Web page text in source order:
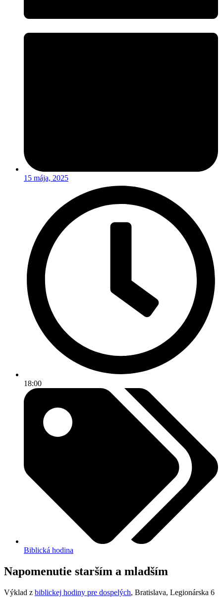
15 mája, 2025
18:00
Biblická hodina
Napomenutie starším a mladším
Výklad z biblickej hodiny pre dospelých, Bratislava, Legionárska 6